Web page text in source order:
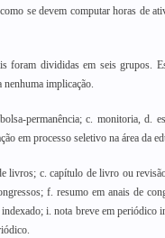
se devem computar horas de
foram divididas em seis grupos.
nenhuma implicação.
permanência; c. monitoria, d.
em processo seletivo na área da
livros; c. capítulo de livro ou
f. resumo em anais de
i. nota breve em periódico